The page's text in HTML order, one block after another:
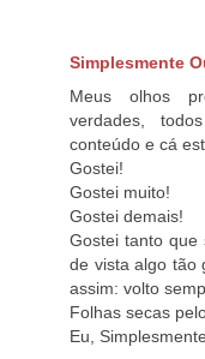
Simplesmente
Meus olhos
verdades,
conteúdo e cá
Gostei!
Gostei muito!
Gostei demais!
Gostei tanto que
de vista algo tão
assim: volto
Folhas secas
Eu,